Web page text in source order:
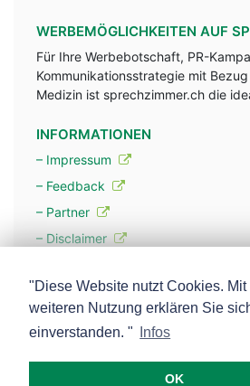
WERBEMÖGLICHKEITEN AUF
Für Ihre Werbebotschaft, PR-
Kommunikationsstrategie mit
Medizin ist sprechzimmer.ch die
INFORMATIONEN
– Impressum
– Feedback
– Partner
– Disclaimer
– Werbung
– Mehr über unsere Experten
"Diese Website nutzt Cookies. Mit
weiteren Nutzung erklären Sie
einverstanden. "
Infos
OK